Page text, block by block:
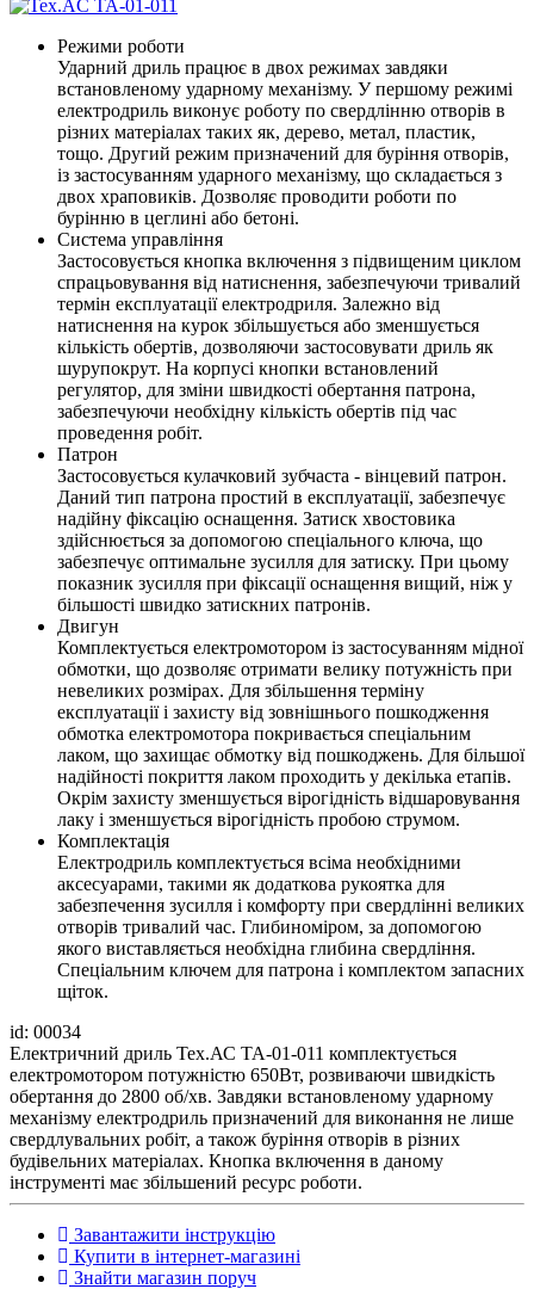
Режими роботи
Ударний дриль працює в двох режимах завдяки
встановленому ударному механізму. У першому режимі
електродриль виконує роботу по свердлінню отворів в
різних матеріалах таких як, дерево, метал, пластик,
тощо. Другий режим призначений для буріння отворів,
із застосуванням ударного механізму, що складається з
двох храповиків. Дозволяє проводити роботи по
бурінню в цеглині або бетоні.
Система управління
Застосовується кнопка включення з підвищеним циклом
спрацьовування від натиснення, забезпечуючи тривалий
термін експлуатації електродриля. Залежно від
натиснення на курок збільшується або зменшується
кількість обертів, дозволяючи застосовувати дриль як
шурупокрут. На корпусі кнопки встановлений
регулятор, для зміни швидкості обертання патрона,
забезпечуючи необхідну кількість обертів під час
проведення робіт.
Патрон
Застосовується кулачковий зубчаста - вінцевий патрон.
Даний тип патрона простий в експлуатації, забезпечує
надійну фіксацію оснащення. Затиск хвостовика
здійснюється за допомогою спеціального ключа, що
забезпечує оптимальне зусилля для затиску. При цьому
показник зусилля при фіксації оснащення вищий, ніж у
більшості швидко затискних патронів.
Двигун
Комплектується електромотором із застосуванням мідної
обмотки, що дозволяє отримати велику потужність при
невеликих розмірах. Для збільшення терміну
експлуатації і захисту від зовнішнього пошкодження
обмотка електромотора покривається спеціальним
лаком, що захищає обмотку від пошкоджень. Для більшої
надійності покриття лаком проходить у декілька етапів.
Окрім захисту зменшується вірогідність відшаровування
лаку і зменшується вірогідність пробою струмом.
Комплектація
Електродриль комплектується всіма необхідними
аксесуарами, такими як додаткова рукоятка для
забезпечення зусилля і комфорту при свердлінні великих
отворів тривалий час. Глибиноміром, за допомогою
якого виставляється необхідна глибина свердління.
Спеціальним ключем для патрона і комплектом запасних
щіток.
id: 00034
Електричний дриль Тех.АС ТА-01-011 комплектується
електромотором потужністю 650Вт, розвиваючи швидкість
обертання до 2800 об/хв. Завдяки встановленому ударному
механізму електродриль призначений для виконання не лише
свердлувальних робіт, а також буріння отворів в різних
будівельних матеріалах. Кнопка включення в даному
інструменті має збільшений ресурс роботи.
Завантажити інструкцію
Купити в інтернет-магазині
Знайти магазин поруч